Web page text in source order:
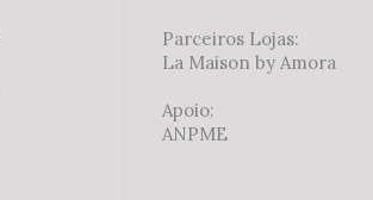
Parceiros Lojas:
La Maison by Amora
Apoio:
ANPME